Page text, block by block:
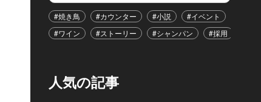
#焼き鳥 #カウンター #小説 #イベント
#ワイン
#ストーリー #シャンパン #採用
人気の記事